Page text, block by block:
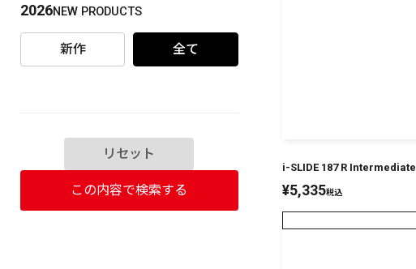
2026NEW PRODUCTS
新作 全て
リセット
この内容で検索する
i-SLIDE 187 R
¥5,335税込